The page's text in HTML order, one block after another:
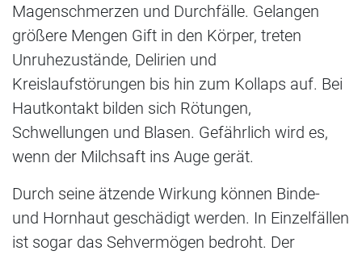
Magenschmerzen und Durchfälle. Gelangen
größere Mengen Gift in den Körper, treten
Unruhezustände, Delirien und
Kreislaufstörungen bis hin zum Kollaps auf. Bei
Hautkontakt bilden sich Rötungen,
Schwellungen und Blasen. Gefährlich wird es,
wenn der Milchsaft ins Auge gerät.
Durch seine ätzende Wirkung können Binde-
und Hornhaut geschädigt werden. In Einzelfällen
ist sogar das Sehvermögen bedroht. Der